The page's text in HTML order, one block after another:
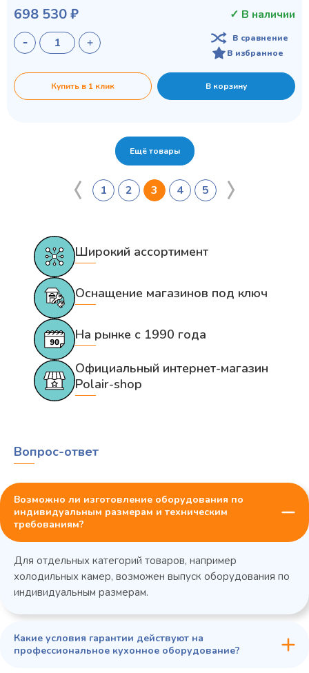
698 530 ₽ ✓ В наличии
В сравнение
В избранное
Купить в 1 клик В корзину
Ещё товары
1 2 3 4 5
Широкий ассортимент
Оснащение магазинов под ключ
На рынке с 1990 года
Официальный интернет-магазин
Polair-shop
Вопрос-ответ
Возможно ли изготовление оборудования по
индивидуальным размерам и техническим
требованиям?
Для отдельных категорий товаров, например
холодильных камер, возможен выпуск оборудования по
индивидуальным размерам.
Какие условия гарантии действуют на
профессиональное кухонное оборудование?